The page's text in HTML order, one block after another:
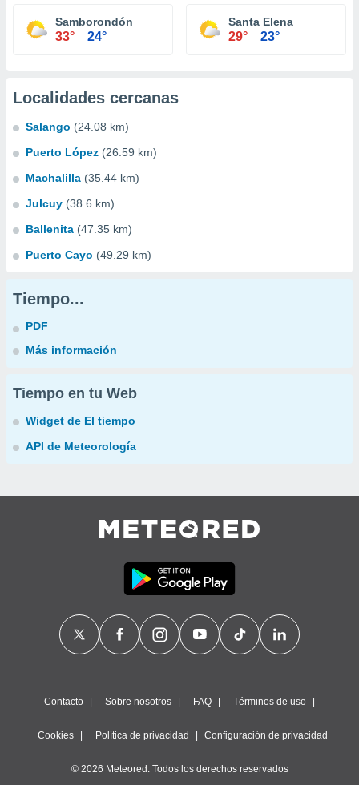
Samborondón
33° 24°
Santa Elena
29° 23°
Localidades cercanas
Salango (24.08 km)
Puerto López (26.59 km)
Machalilla (35.44 km)
Julcuy (38.6 km)
Ballenita (47.35 km)
Puerto Cayo (49.29 km)
Tiempo...
PDF
Más información
Tiempo en tu Web
Widget de El tiempo
API de Meteorología
Contacto Sobre nosotros FAQ Términos de uso
Cookies Política de privacidad Configuración de privacidad
© 2026 Meteored. Todos los derechos reservados